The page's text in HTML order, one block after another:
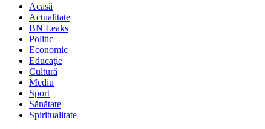
Acasă
Actualitate
BN Leaks
Politic
Economic
Educaţie
Cultură
Mediu
Sport
Sănătate
Spiritualitate